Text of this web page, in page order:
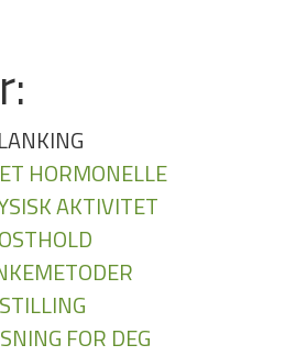
HORMONELLE
AKTIVITET
FOR DEG